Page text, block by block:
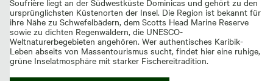
ursprünglichsten Küstenorten der Insel. Die Region ist bekannt für
ihre Nähe zu Schwefelbädern, dem Scotts Head Marine Reserve
sowie zu dichten Regenwäldern, die UNESCO-
Weltnaturerbegebieten angehören. Wer authentisches Karibik-
Leben abseits von Massentourismus sucht, findet hier eine ruhige,
grüne Inselatmosphäre mit starker Fischereitradition.